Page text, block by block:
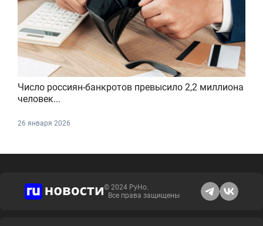
Число россиян-банкротов превысило 2,2 миллиона
человек...
26 января 2026
© 2024 РуНо.
Все права защищены